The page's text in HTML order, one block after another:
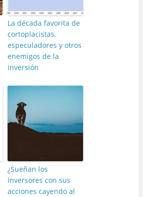
La década favorita de
cortoplacistas,
especuladores y otros
enemigos de la
inversión
¿Sueñan los
inversores con sus
acciones cayendo al